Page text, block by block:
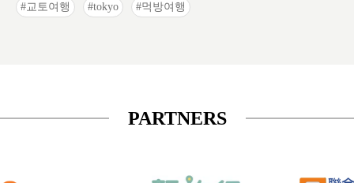
교토여행 tokyo 먹방여행
PARTNERS